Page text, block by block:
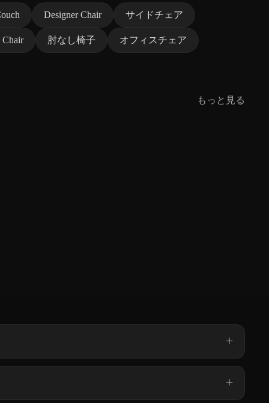
Designer Chair サイドチェア
肘なし椅子 オフィスチェア
もっと見る